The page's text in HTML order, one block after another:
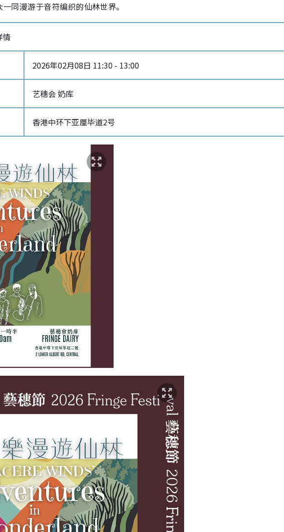
同漫游于音符编织的仙林世界。
情
2026年02月08日 11:30 - 13:00
艺穗会 奶库
香港中环下亚厘毕道2号